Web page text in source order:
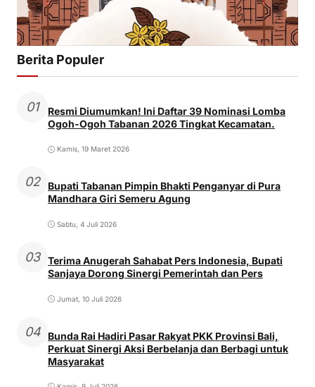
Berita Populer
01
Resmi Diumumkan! Ini Daftar 39 Nominasi Lomba
Ogoh-Ogoh Tabanan 2026 Tingkat Kecamatan.
Kamis, 19 Maret 2026
02
Bupati Tabanan Pimpin Bhakti Penganyar di Pura
Mandhara Giri Semeru Agung
Sabtu, 4 Juli 2026
03
Terima Anugerah Sahabat Pers Indonesia, Bupati
Sanjaya Dorong Sinergi Pemerintah dan Pers
Jumat, 10 Juli 2026
04
Bunda Rai Hadiri Pasar Rakyat PKK Provinsi Bali,
Perkuat Sinergi Aksi Berbelanja dan Berbagi untuk
Masyarakat